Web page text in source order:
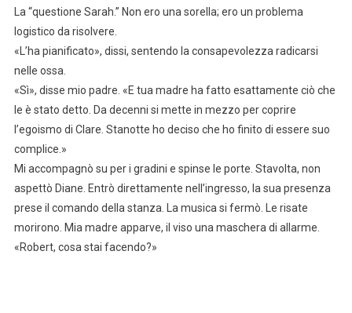
La “questione Sarah.” Non ero una sorella; ero un problema
logistico da risolvere.
«L’ha pianificato», dissi, sentendo la consapevolezza radicarsi
nelle ossa.
«Sì», disse mio padre. «E tua madre ha fatto esattamente ciò che
le è stato detto. Da decenni si mette in mezzo per coprire
l’egoismo di Clare. Stanotte ho deciso che ho finito di essere suo
complice.»
Mi accompagnò su per i gradini e spinse le porte. Stavolta, non
aspettò Diane. Entrò direttamente nell’ingresso, la sua presenza
prese il comando della stanza. La musica si fermò. Le risate
morirono. Mia madre apparve, il viso una maschera di allarme.
«Robert, cosa stai facendo?»